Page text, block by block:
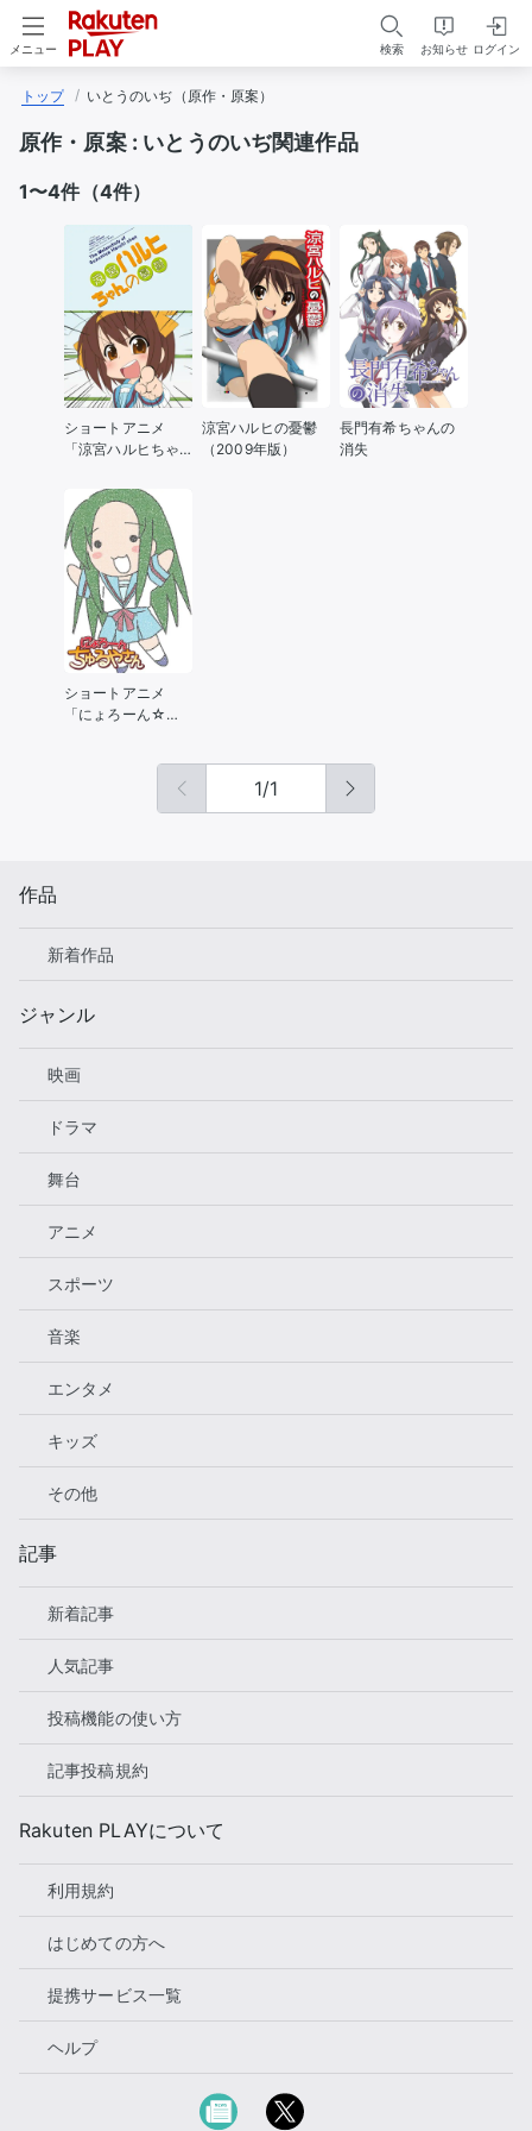
メニュー 検索 お知らせ ログイン
トップ いとうのいぢ（原作・原案）
原作・原案 : いとうのいぢ関連作品
1〜4件（4件）
ショートアニメ
「涼宮ハルヒちゃ
涼宮ハルヒの憂鬱
（2009年版）
長門有希ちゃんの
消失
ショートアニメ
「にょろーん☆ち
1/1
作品
新着作品
ジャンル
映画
ドラマ
舞台
アニメ
スポーツ
音楽
エンタメ
キッズ
その他
記事
新着記事
人気記事
投稿機能の使い方
記事投稿規約
Rakuten PLAYについて
利用規約
はじめての方へ
提携サービス一覧
ヘルプ